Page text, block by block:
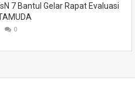
7 Bantul Gelar Rapat Evaluasi
0